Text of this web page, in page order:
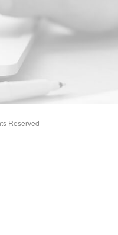
Reserved